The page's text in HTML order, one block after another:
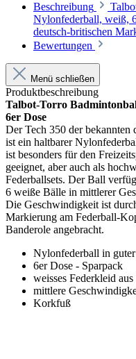
Beschreibung
Nylonfederball, weiß,
deutsch-britischen
Bewertungen
Menü schließen
Produktbeschreibung
Talbot-Torro
6er Dose
Der Tech 350 der
ist ein haltbarer
ist besonders für den
geeignet, aber auch als
Federballsets. Der Ball
6 weiße Bälle in mittlerer
Die Geschwindigkeit ist
Markierung am Federball-
Banderole angebracht.
Nylonfederball in
6er Dose - Sparpack
weisses Federkleid
mittlere
Korkfuß